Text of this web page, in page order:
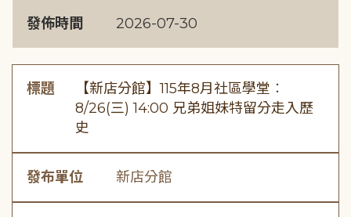
發佈時間 2026-07-30
標題
【新店分館】115年8月社區學堂︰
8/26(三) 14:00 兄弟姐妹特留分走入歷
史
發布單位 新店分館